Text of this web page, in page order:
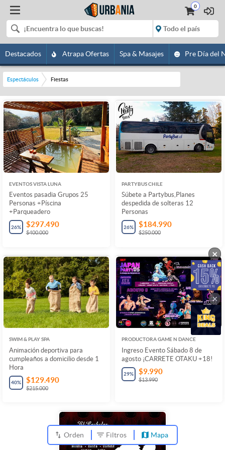
0
Destacados Atrapa Ofertas Spa & Masajes Pre Día del
Espectáculos Fiestas
EVENTOS VISTA LUNA
Eventos pasadia Grupos 25
Personas +Píscina
+Parqueadero
26% $297.490
$400.000
PARTYBUS CHILE
Súbete a Partybus,Planes
despedida de solteras 12
Personas
26% $184.990
$250.000
SWIM & PLAY SPA
Animación deportiva para
cumpleaños a domicilio desde 1
Hora
40% $129.490
$215.000
PRODUCTORA GAME N DANCE
Ingreso Evento Sábado 8 de
agosto ¡CARRETE OTAKU +18!
29% $9.990
$13.990
Orden Filtros Mapa
×
×